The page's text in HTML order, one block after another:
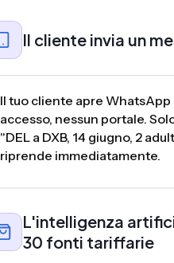
Il cliente invia un
Il tuo cliente apre WhatsApp
accesso, nessun portale.
"DEL a DXB, 14 giugno, 2
riprende immediatamente.
L'intelligenza
30 fonti tariffarie